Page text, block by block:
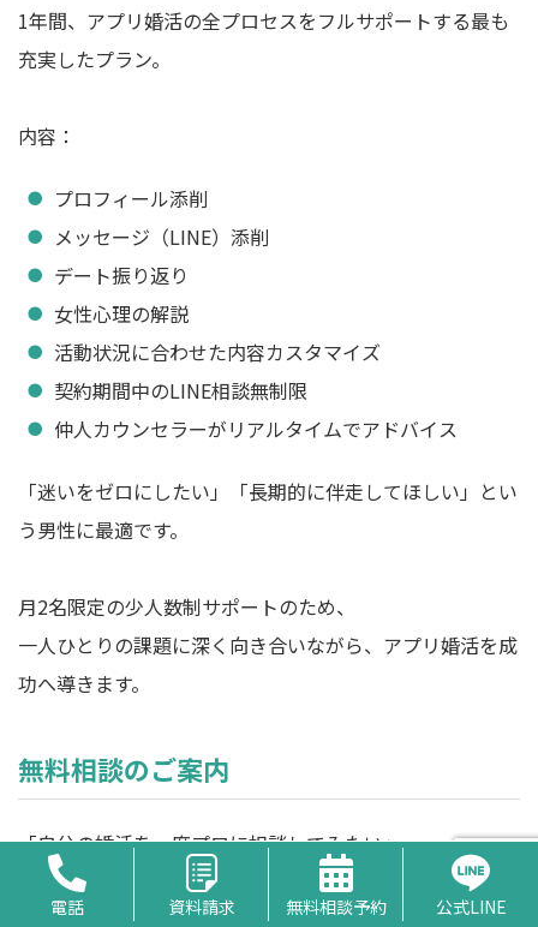
1年間、アプリ婚活の全プロセスをフルサポートする最も
充実したプラン。
内容：
プロフィール添削
メッセージ（LINE）添削
デート振り返り
女性心理の解説
活動状況に合わせた内容カスタマイズ
契約期間中のLINE相談無制限
仲人カウンセラーがリアルタイムでアドバイス
「迷いをゼロにしたい」「長期的に伴走してほしい」とい
う男性に最適です。
月2名限定の少人数制サポートのため、
一人ひとりの課題に深く向き合いながら、アプリ婚活を成
功へ導きます。
無料相談のご案内
「自分の婚活を一度プロに相談してみたい」
「アプリ婚活のどこに問題があるのか知りたい」
電話 資料請求 無料相談予約 公式LINE